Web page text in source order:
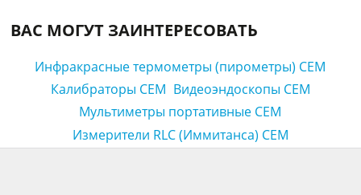
ВАС МОГУТ ЗАИНТЕРЕСОВАТЬ
Инфракрасные термометры (пирометры) CEM
Калибраторы CEM Видеоэндоскопы CEM
Мультиметры портативные CEM
Измерители RLC (Иммитанса) CEM